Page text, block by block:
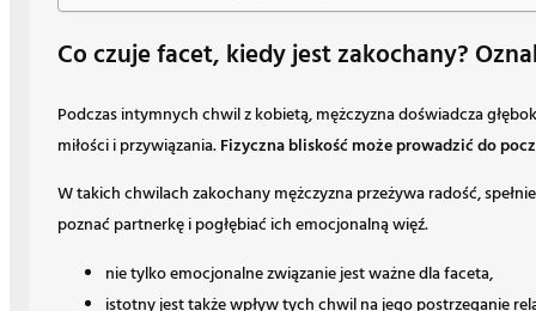
Co czuje facet, kiedy jest zakochany?
Podczas intymnych chwil z kobietą, mężczyzna doświadcza
miłości i przywiązania.Fizyczna bliskość może prowadzić do
W takich chwilach zakochany mężczyzna przeżywa radość,
poznać partnerkę i pogłębiać ich emocjonalną więź.
nie tylko emocjonalne związanie jest ważne dla faceta,
istotny jest także wpływ tych chwil na jego postrzeganie